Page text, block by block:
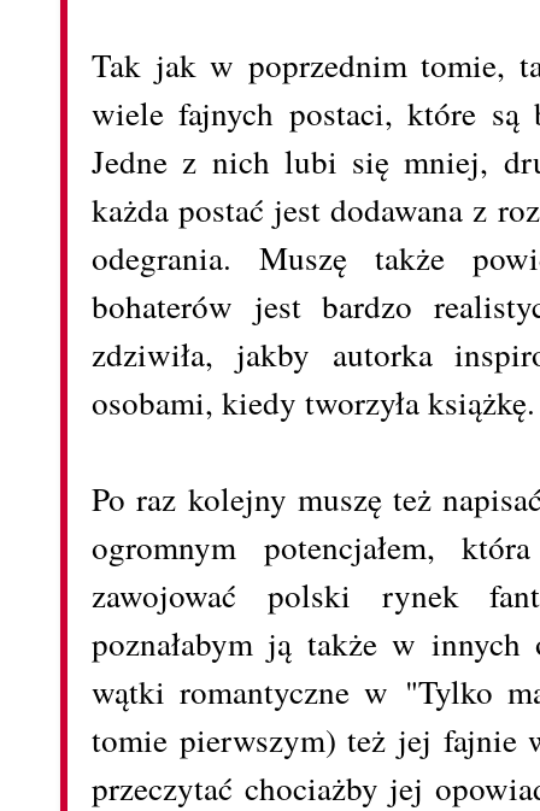
Tak jak w poprzednim tomie,
wiele fajnych postaci, które są
Jedne z nich lubi się mniej,
każda postać jest dodawana z
odegrania. Muszę także
bohaterów jest bardzo
zdziwiła, jakby autorka
osobami, kiedy tworzyła
Po raz kolejny muszę też
ogromnym potencjałem,
zawojować polski rynek
poznałabym ją także w innych
wątki romantyczne w "Tylko
tomie pierwszym) też jej fajnie
przeczytać chociażby jej